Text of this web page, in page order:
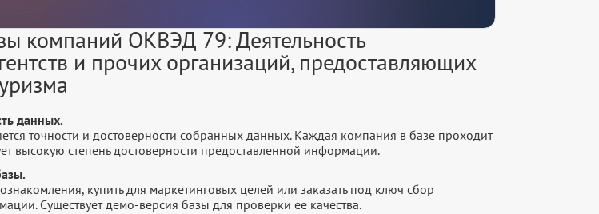
компаний ОКВЭД 79: Деятельность
и прочих организаций, предоставляющих
данных.
точности и достоверности собранных данных. Каждая компания в базе проходит
высокую степень достоверности предоставленной информации.
купить для маркетинговых целей или заказать под ключ сбор
Существует демо-версия базы для проверки ее качества.